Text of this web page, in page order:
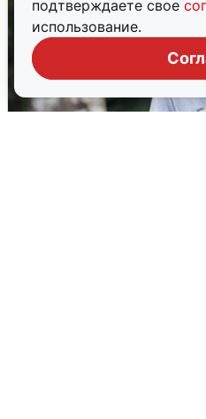
подтверждаете свое
использование.